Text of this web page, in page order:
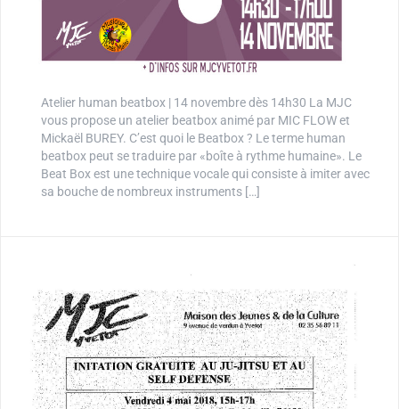
Atelier human beatbox | 14 novembre dès 14h30 La MJC
vous propose un atelier beatbox animé par MIC FLOW et
Mickaël BUREY. C’est quoi le Beatbox ? Le terme human
beatbox peut se traduire par «boîte à rythme humaine». Le
Beat Box est une technique vocale qui consiste à imiter avec
sa bouche de nombreux instruments […]